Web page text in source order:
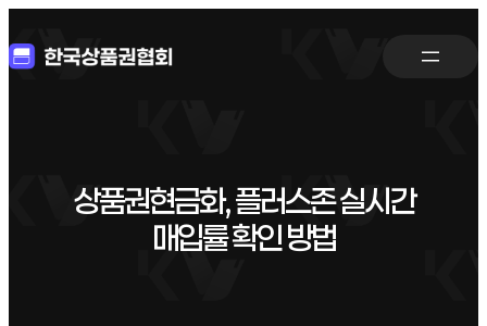
상품권현금화, 플러스존 실시간
매입률 확인 방법